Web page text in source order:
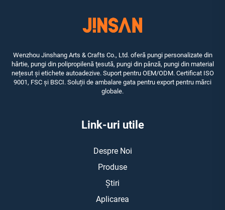
Wenzhou Jinshang Arts & Crafts Co., Ltd. oferă pungi personalizate din
hârtie, pungi din polipropilenă ţesută, pungi din pânză, pungi din material
nețesut și etichete autoadezive. Suport pentru OEM/ODM. Certificat ISO
9001, FSC și BSCI. Soluții de ambalare gata pentru export pentru mărci
globale.
Link-uri utile
Despre Noi
Produse
Știri
Aplicarea